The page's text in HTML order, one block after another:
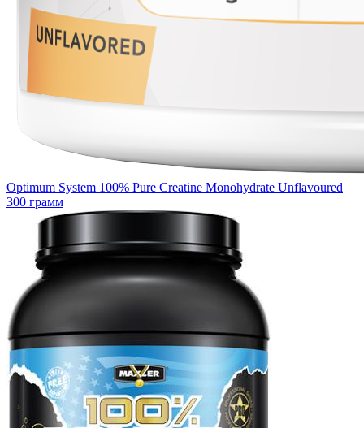
Optimum System 100% Pure Creatine Monohydrate Unflavoured
300 грамм